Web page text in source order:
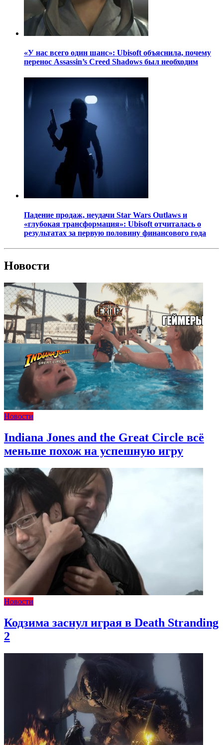
«У нас всего один шанс»: Ubisoft объяснила, почему
перенос Assassin’s Creed Shadows был необходим
Падение продаж, неудачи Star Wars Outlaws и
«глубокая трансформация»: Ubisoft отчиталась о
результатах за первую половину финансового года
Новости
Новости
Indiana Jones and the Great Circle всё
меньше похож на успешную игру
Новости
Кодзима заснул играя в Death Stranding
2